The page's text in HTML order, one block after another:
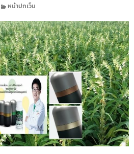
หน้าปกเว็บ